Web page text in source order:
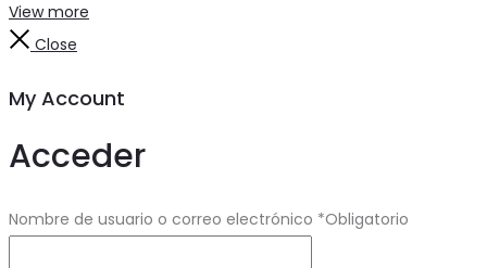
View more
Close
My Account
Acceder
Nombre de usuario o correo electrónico *Obligatorio